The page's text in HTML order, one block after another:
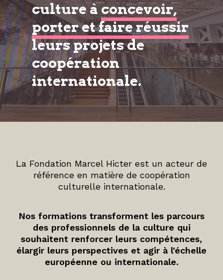
culture àconcevoir,
porter et faire réussir
leurs projets de
coopération
internationale.
La Fondation Marcel Hicter est un acteur de
référence en matière de coopération
culturelle internationale.
Nos formations transforment les parcours
des professionnels de la culture qui
souhaitent renforcer leurs compétences,
élargir leurs perspectives et agir à l’échelle
européenne ou internationale.